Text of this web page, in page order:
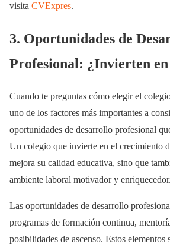
visita CVExpres.
3. Oportunidades de
Profesional: ¿Invierten
Cuando te preguntas cómo elegir el
uno de los factores más importantes a
oportunidades de desarrollo profesional
Un colegio que invierte en el crecimiento
mejora su calidad educativa, sino que
ambiente laboral motivador y enriquecedor.
Las oportunidades de desarrollo
programas de formación continua,
posibilidades de ascenso. Estos elementos